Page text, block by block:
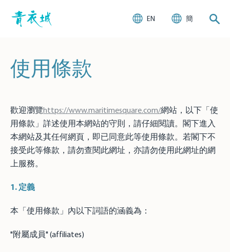
EN 簡
使用條款
歡迎瀏覽https://www.maritimesquare.com/網站，以下「使
用條款」詳述使用本網站的守則，請仔細閱讀。閣下進入
本網站及其任何網頁，即已同意此等使用條款。若閣下不
接受此等條款，請勿查閱此網址，亦請勿使用此網址的網
上服務。
1. 定義
本「使用條款」內以下詞語的涵義為：
"附屬成員" (affiliates)